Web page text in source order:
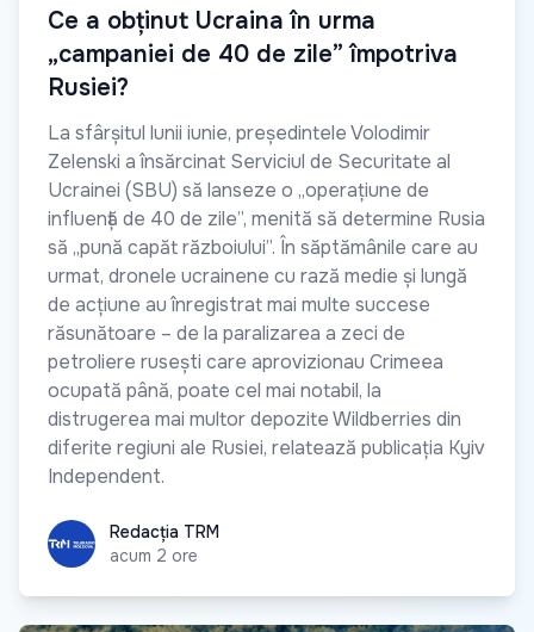
Ce a obținut Ucraina în urma
„campaniei de 40 de zile” împotriva
Rusiei?
La sfârșitul lunii iunie, președintele Volodimir
Zelenski a însărcinat Serviciul de Securitate al
Ucrainei (SBU) să lanseze o „operațiune de
influență de 40 de zile”, menită să determine Rusia
să „pună capăt războiului”. În săptămânile care au
urmat, dronele ucrainene cu rază medie și lungă
de acțiune au înregistrat mai multe succese
răsunătoare – de la paralizarea a zeci de
petroliere rusești care aprovizionau Crimeea
ocupată până, poate cel mai notabil, la
distrugerea mai multor depozite Wildberries din
diferite regiuni ale Rusiei, relatează publicația Kyiv
Independent.
Redacția TRM
Redacția TRM
acum 2 ore